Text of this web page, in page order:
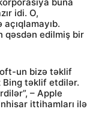
idi. O,
qəsdən edilmiş bir
un bizə təklif
Bing təklif etdilər.
– Apple
ittihamları ilə